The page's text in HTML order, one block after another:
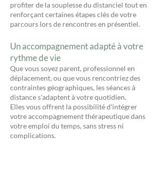
profiter de la souplesse du distanciel tout en
renforçant certaines étapes clés de votre
parcours lors de rencontres en présentiel.
Un accompagnement adapté à votre
rythme de vie
Que vous soyez parent, professionnel en
déplacement, ou que vous rencontriez des
contraintes géographiques, les séances à
distance s'adaptent à votre quotidien.
Elles vous offrent la possibilité d'intégrer
votre accompagnement thérapeutique dans
votre emploi du temps, sans stress ni
complications.